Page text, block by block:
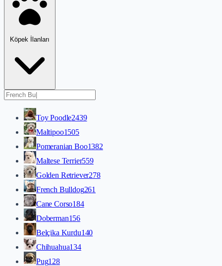
Köpek İlanları
Toy Poodle2439
Maltipoo1505
Pomeranian Boo1382
Maltese Terrier559
Golden Retriever278
French Bulldog261
Cane Corso184
Doberman156
Belçika Kurdu140
Chihuahua134
Pug128